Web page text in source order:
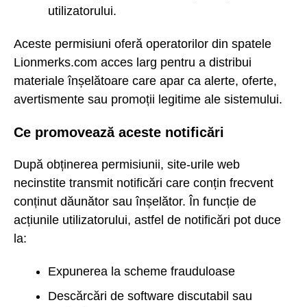
utilizatorului.
Aceste permisiuni oferă operatorilor din spatele
Lionmerks.com acces larg pentru a distribui
materiale înșelătoare care apar ca alerte, oferte,
avertismente sau promoții legitime ale sistemului.
Ce promovează aceste notificări
După obținerea permisiunii, site-urile web
necinstite transmit notificări care conțin frecvent
conținut dăunător sau înșelător. În funcție de
acțiunile utilizatorului, astfel de notificări pot duce
la:
Expunerea la scheme frauduloase
Descărcări de software discutabil sau